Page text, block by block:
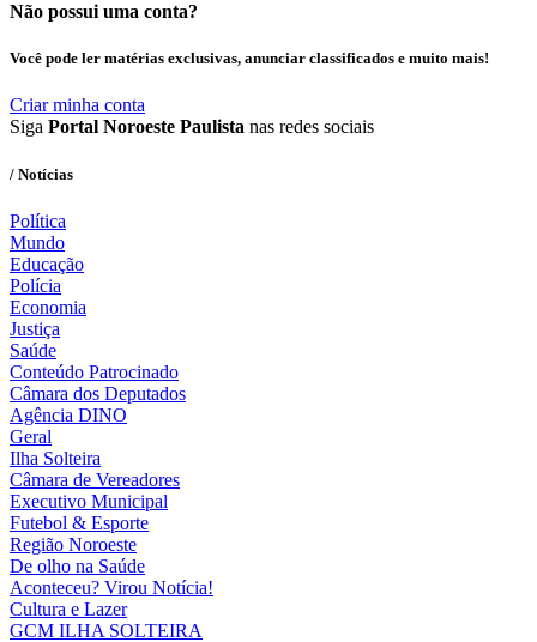
Não possui uma conta?
Você pode ler matérias exclusivas, anunciar classificados e muito mais!
Criar minha conta
Siga Portal Noroeste Paulista nas redes sociais
/ Notícias
Política
Mundo
Educação
Polícia
Economia
Justiça
Saúde
Conteúdo Patrocinado
Câmara dos Deputados
Agência DINO
Geral
Ilha Solteira
Câmara de Vereadores
Executivo Municipal
Futebol & Esporte
Região Noroeste
De olho na Saúde
Aconteceu? Virou Notícia!
Cultura e Lazer
GCM ILHA SOLTEIRA